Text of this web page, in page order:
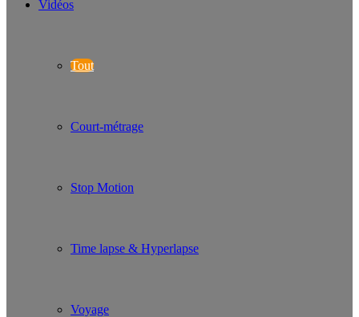
Vidéos
Tout
Court-métrage
Stop Motion
Time lapse & Hyperlapse
Voyage